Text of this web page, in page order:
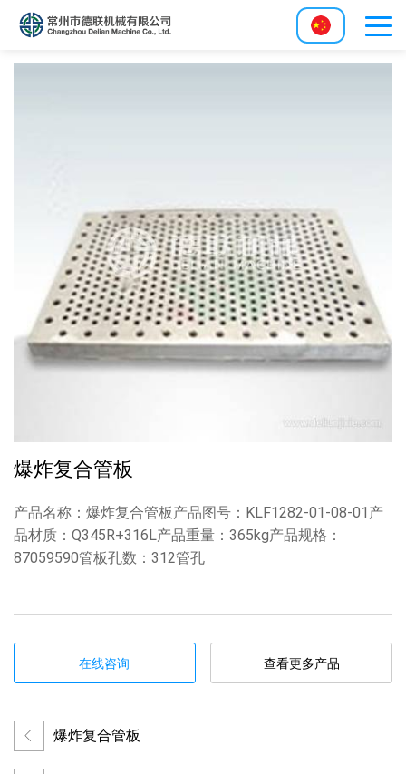
爆炸复合管板
产品名称：爆炸复合管板产品图号：KLF1282-01-08-01产
品材质：Q345R+316L产品重量：365kg产品规格：
87059590管板孔数：312管孔
在线咨询 查看更多产品
爆炸复合管板